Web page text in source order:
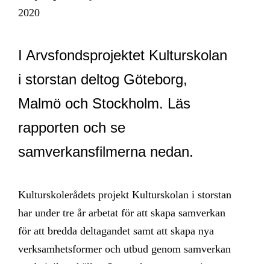
2020
I Arvsfondsprojektet Kulturskolan
i storstan deltog Göteborg,
Malmö och Stockholm. Läs
rapporten och se
samverkansfilmerna nedan.
Kulturskolerådets projekt Kulturskolan i storstan
har under tre år arbetat för att skapa samverkan
för att bredda deltagandet samt att skapa nya
verksamhetsformer och utbud genom samverkan